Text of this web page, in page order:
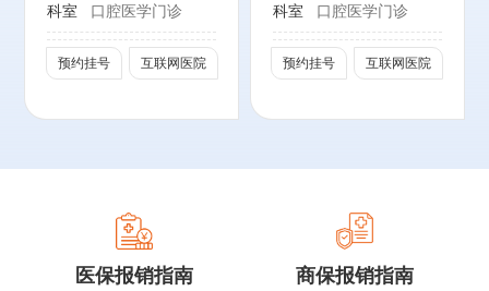
科室 口腔医学门诊
预约挂号 互联网医院
科室 口腔医学门诊
预约挂号 互联网医院
社会任职：
北京口腔医学会牙
周专委会青年委员
医保报销指南 商保报销指南